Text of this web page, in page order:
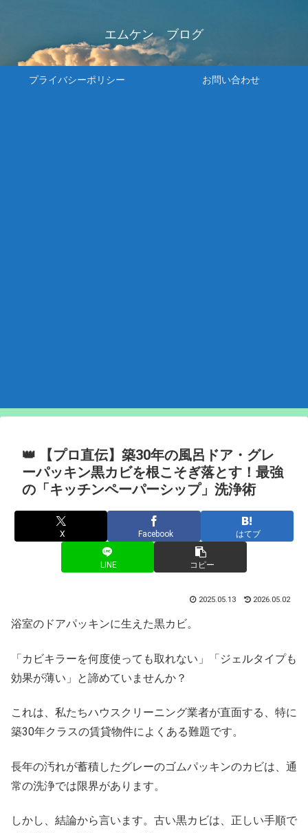
エムケン ブログ
プライバシーポリシー お問い合わせ
👑 【プロ直伝】築30年の風呂ドア・グレ
ーパッキン黒カビを根こそぎ落とす！最強
の「キッチンペーパーシップ」洗浄術
X Facebook はてブ
LINE コピー
2025.05.13 2026.05.02
浴室のドアパッキンに生えた黒カビ。
「カビキラーを何度使っても取れない」「ジェルタイプも
効果が薄い」と諦めていませんか？
これは、私たちハウスクリーニング業者が直面する、特に
築30年クラスの賃貸物件によくある難題です。
長年の汚れが蓄積したグレーのゴムパッキンのカビは、通
常の洗浄では限界があります。
しかし、結論から言います。古い黒カビは、正しい手順で